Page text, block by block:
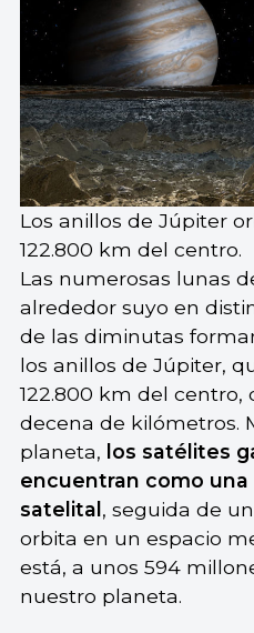
Los anillos de Júpiter
122.800 km del centro.
Las numerosas lunas
alrededor suyo en
de las diminutas
los anillos de Júpiter,
122.800 km del centro,
decena de kilómetros.
planeta, los satélites
encuentran como
satelital , seguida de
orbita en un espacio
está, a unos 594
nuestro planeta.